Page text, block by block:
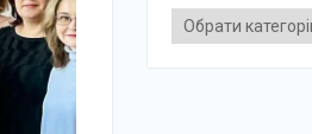
Категорії